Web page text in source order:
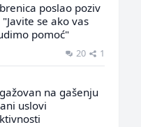
poslao poziv
se ako vas
pomoć"
20 1
na gašenju
uslovi